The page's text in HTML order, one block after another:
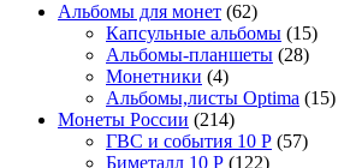
Альбомы для монет (62)
Капсульные альбомы (15)
Альбомы-планшеты (28)
Монетники (4)
Альбомы,листы Optima (15)
Монеты России (214)
ГВС и события 10 Р (57)
Биметалл 10 Р (122)